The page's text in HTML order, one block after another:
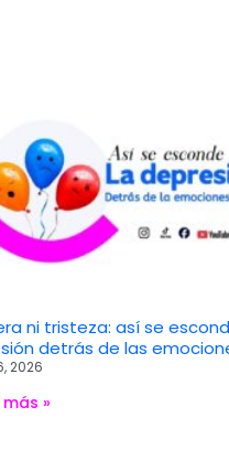
ni tristeza: así se
detrás de las
2026
»